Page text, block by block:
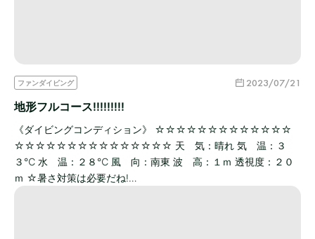
ファンダイビング 2023/07/21
地形フルコース!!!!!!!!!
《ダイビングコンディション》 ☆☆☆☆☆☆☆☆☆☆☆☆☆
☆☆☆☆☆☆☆☆☆☆☆☆☆☆☆ 天 気：晴れ 気 温：３
３℃ 水 温：２８℃ 風 向：南東 波 高：１ｍ 透視度：２０
ｍ ☆暑さ対策は必要だね!…